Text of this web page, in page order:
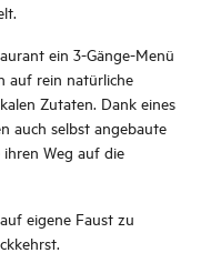
ein 3-Gänge-Menü
auf rein natürliche
Zutaten. Dank eines
auch selbst angebaute
Weg auf die
eigene Faust zu